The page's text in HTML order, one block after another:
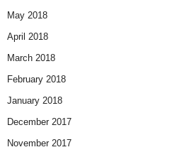
May 2018
April 2018
March 2018
February 2018
January 2018
December 2017
November 2017